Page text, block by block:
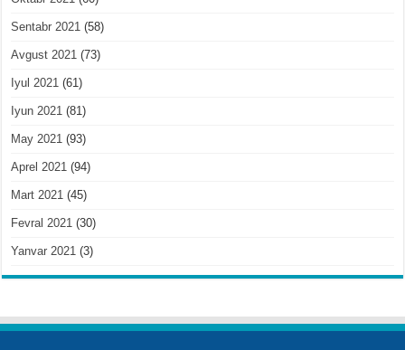
Sentabr 2021 (58)
Avgust 2021 (73)
Iyul 2021 (61)
Iyun 2021 (81)
May 2021 (93)
Aprel 2021 (94)
Mart 2021 (45)
Fevral 2021 (30)
Yanvar 2021 (3)